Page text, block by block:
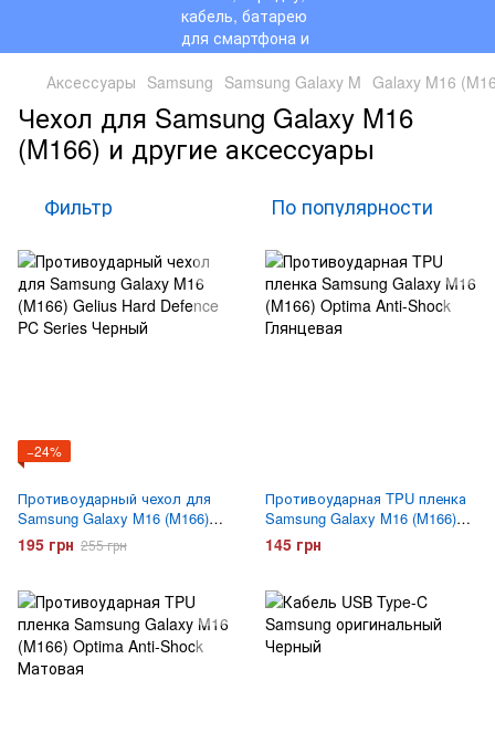
Аксессуары Samsung Samsung Galaxy M Galaxy M16
Чехол для Samsung Galaxy M16
(M166) и другие аксессуары
Фильтр По популярности
−24%
Противоударный чехол для
Samsung Galaxy M16 (M166)
Gelius Hard Defence PC Series
Черный
195 грн 255 грн
Противоударная TPU пленка
Samsung Galaxy M16 (M166)
Optima Anti-Shock Глянцевая
145 грн